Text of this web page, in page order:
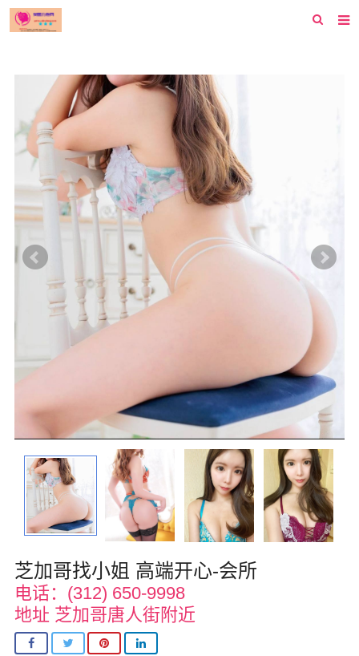
洛杉矶
波士顿
芝加哥
费城
旧金山
西雅图
新泽西
休斯顿
San Diego
波特兰
拉斯维加斯
迈阿密
尔湾
佛罗里达州
芝加哥找小姐 高端开心-会所
电话：(312) 650-9998
地址 芝加哥唐人街附近